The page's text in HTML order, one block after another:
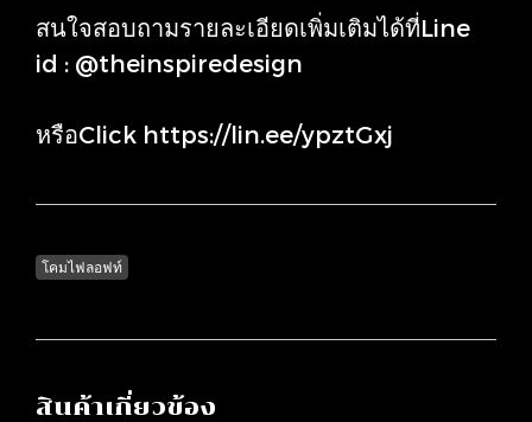
สนใจสอบถามรายละเอียดเพิ่มเติมได้ที่Line
id : @theinspiredesign
หรือClick https://lin.ee/ypztGxj
โคมไฟลอฟท์
สินค้าเกี่ยวข้อง